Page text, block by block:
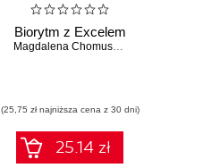
Biorytm z Excelem
Magdalena Chomuszko
(25,75 zł najniższa cena z 30 dni)
25.14 zł